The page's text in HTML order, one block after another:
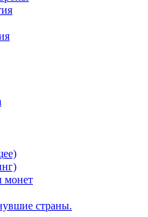
монет
страны.